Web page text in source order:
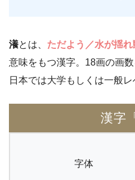
瀁とは、 ただよう／水が揺
意味をもつ漢字。18画の画
日本では大学もしくは一般レ
漢字
字体